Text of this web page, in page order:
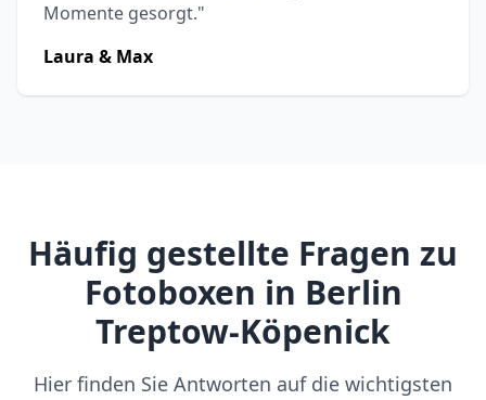
Momente gesorgt."
Laura & Max
Häufig gestellte Fragen zu
Fotoboxen in Berlin
Treptow-Köpenick
Hier finden Sie Antworten auf die wichtigsten